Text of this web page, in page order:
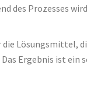
des Prozesses
die Lösungsmittel,
Ergebnis ist ein